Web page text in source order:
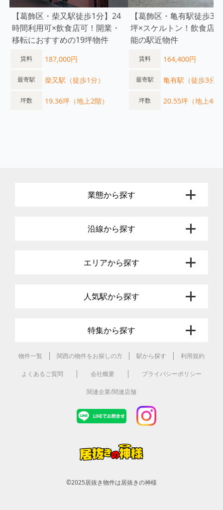
【葛飾区・柴又駅徒歩1分】24
時間利用可×飲食店可！開業・
移転におすすめの19坪物件
賃料 187,000円
最寄駅 柴又駅（徒歩1分）
坪数 19.36坪（地上2階）
【葛飾区・亀有駅徒歩3
坪×スケルトン！飲食店
能の駅近物件
賃料 164,400円
最寄駅 亀有駅（徒歩3分）
坪数 20.55坪（地上4階
業態から探す
沿線から探す
エリアから探す
人気駅から探す
特集から探す
物件一覧 関西の物件をお探しの方 駅から探す 利用規約
よくあるご質問 会社概要 プライバシーポリシー
関連企業/関連店舗
©2025居抜き物件は居抜きの神様